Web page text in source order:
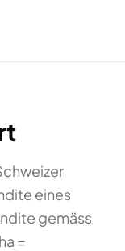
eines
gemäss
=